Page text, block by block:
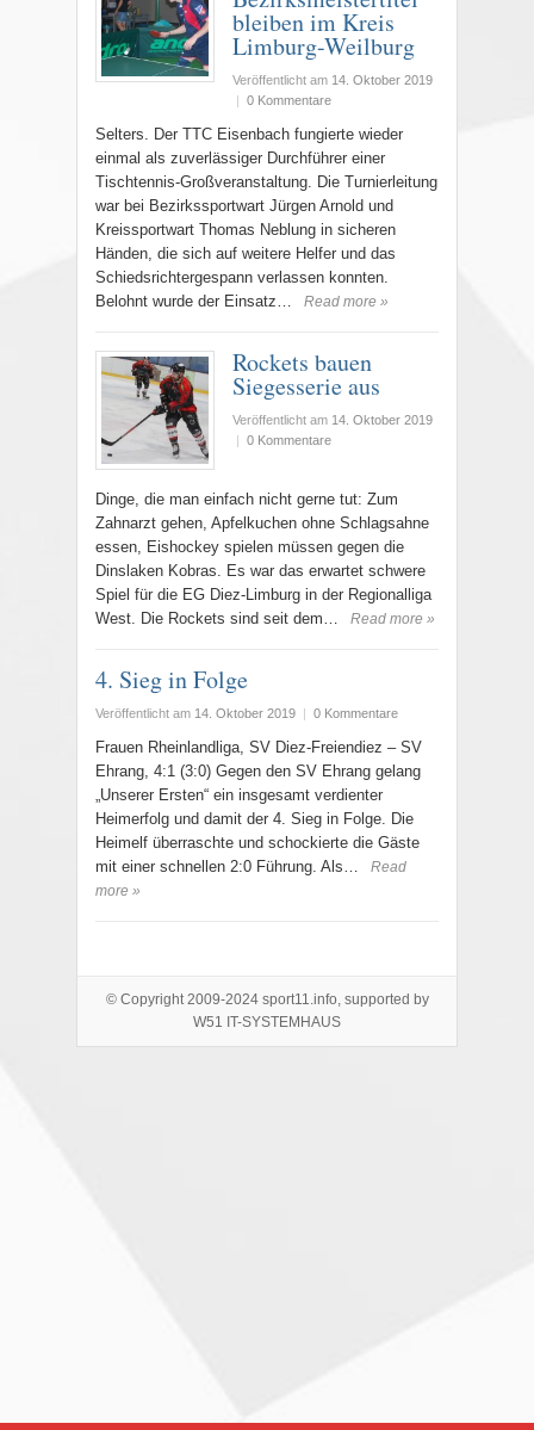
bleiben im Kreis
Limburg-Weilburg
Veröffentlicht am 14. Oktober 2019
| 0 Kommentare
Selters. Der TTC Eisenbach fungierte wieder
einmal als zuverlässiger Durchführer einer
Tischtennis-Großveranstaltung. Die Turnierleitung
war bei Bezirkssportwart Jürgen Arnold und
Kreissportwart Thomas Neblung in sicheren
Händen, die sich auf weitere Helfer und das
Schiedsrichtergespann verlassen konnten.
Belohnt wurde der Einsatz…
Read more »
Rockets bauen
Siegesserie aus
Veröffentlicht am 14. Oktober 2019
| 0 Kommentare
Dinge, die man einfach nicht gerne tut: Zum
Zahnarzt gehen, Apfelkuchen ohne Schlagsahne
essen, Eishockey spielen müssen gegen die
Dinslaken Kobras. Es war das erwartet schwere
Spiel für die EG Diez-Limburg in der Regionalliga
West. Die Rockets sind seit dem…
Read more »
4. Sieg in Folge
Veröffentlicht am 14. Oktober 2019 | 0 Kommentare
Frauen Rheinlandliga, SV Diez-Freiendiez – SV
Ehrang, 4:1 (3:0) Gegen den SV Ehrang gelang
„Unserer Ersten“ ein insgesamt verdienter
Heimerfolg und damit der 4. Sieg in Folge. Die
Heimelf überraschte und schockierte die Gäste
mit einer schnellen 2:0 Führung. Als…
Read
more »
© Copyright 2009-2024 sport11.info, supported by
W51 IT-SYSTEMHAUS